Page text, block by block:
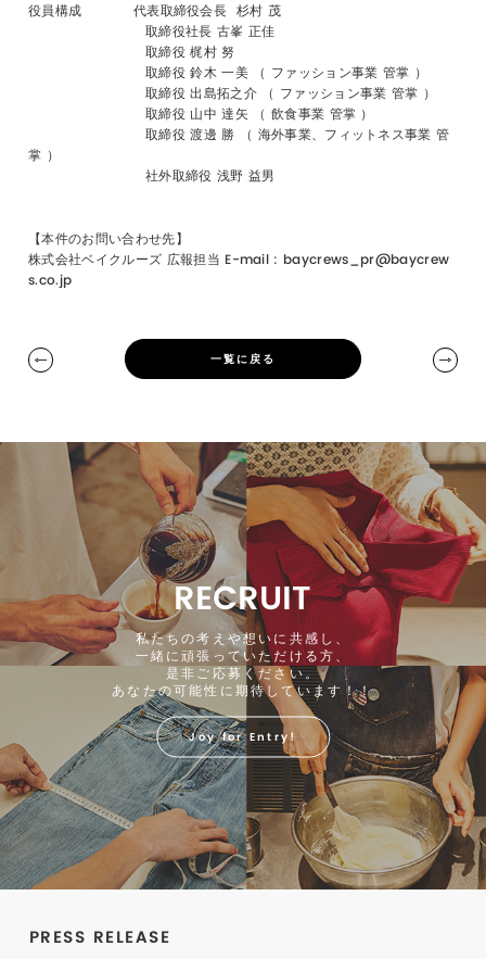
役員構成 代表取締役会長 杉村 茂
取締役社長 古峯 正佳
取締役 梶村 努
取締役 鈴木 一美 （ ファッション事業 管掌 ）
取締役 出島拓之介 （ ファッション事業 管掌 ）
取締役 山中 達矢 （ 飲食事業 管掌 ）
取締役 渡邊 勝 （ 海外事業、フィットネス事業 管
掌 ）
社外取締役 浅野 益男
【本件のお問い合わせ先】
株式会社ベイクルーズ 広報担当 E-mail : baycrews_pr@baycrew
s.co.jp
一覧に戻る
RECRUIT
私たちの考えや想いに共感し、
一緒に頑張っていただける方、
是非ご応募ください。
あなたの可能性に期待しています！！
Joy for Entry!
PRESS RELEASE